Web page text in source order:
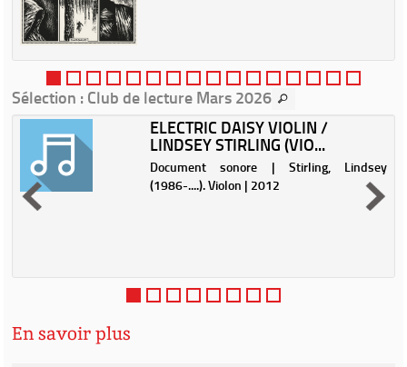
Sélection : Club de lecture Mars 2026
ELECTRIC DAISY VIOLIN /
LINDSEY STIRLING (VIO...
Document sonore | Stirling, Lindsey
(1986-....). Violon | 2012
En savoir plus